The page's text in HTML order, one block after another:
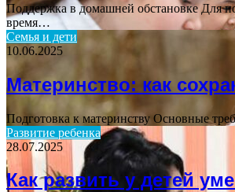
Поддержка в домашней обстановке Для
время…
Семья и дети
10.06.2025
Материнство: как
Подготовка к материнству Основные
Развитие ребенка
28.07.2025
Как развить у детей